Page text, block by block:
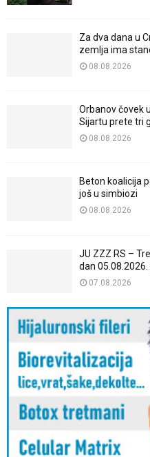
Za dva dana u
zemlja ima
08.08.2026
Orbanov čovek
Sijartu prete tri
08.08.2026
Beton koalicija
još u simbiozi
08.08.2026
JU ZZZ RS –
dan
07.08.2026